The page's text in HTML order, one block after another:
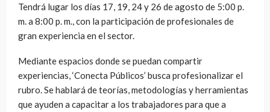
Tendrá lugar los días 17, 19, 24 y 26 de agosto de 5:00 p.
m. a 8:00 p. m., con la participación de profesionales de
gran experiencia en el sector.
Mediante espacios donde se puedan compartir
experiencias, ‘Conecta Públicos’ busca profesionalizar el
rubro. Se hablará de teorías, metodologías y herramientas
que ayuden a capacitar a los trabajadores para que a